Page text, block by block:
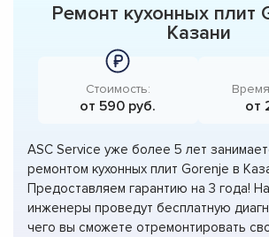
Ремонт кухонных плит
Казани
Стоимость:
от 590 руб. от
ASC Service уже более 5 лет
ремонтом кухонных плит Gorenje в
Предоставляем гарантию на 3 года!
инженеры проведут бесплатную
чего вы сможете отремонтировать